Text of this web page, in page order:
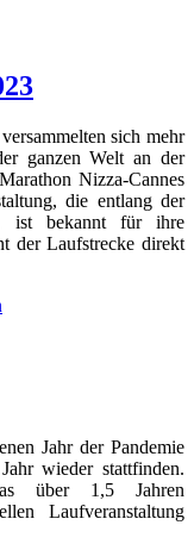
sich mehr
ganzen Welt an der
Nizza-Cannes
die entlang der
ist bekannt für ihre
der Laufstrecke direkt
Jahr der Pandemie
wieder stattfinden.
über 1,5 Jahren
Laufveranstaltung